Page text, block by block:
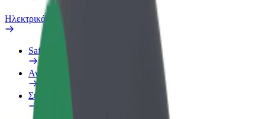
Ηλεκτρικά ποδήλατα
Safety Lab
Αναφορά προβλήματος
Συχνές Ερωτήσεις